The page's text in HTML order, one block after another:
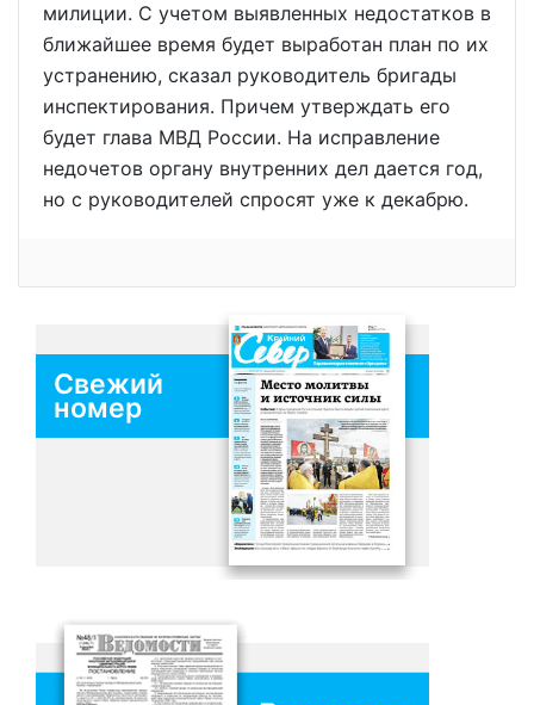
милиции. С учетом выявленных недостатков в
ближайшее время будет выработан план по их
устранению, сказал руководитель бригады
инспектирования. Причем утверждать его
будет глава МВД России. На исправление
недочетов органу внутренних дел дается год,
но с руководителей спросят уже к декабрю.
Свежий
номер